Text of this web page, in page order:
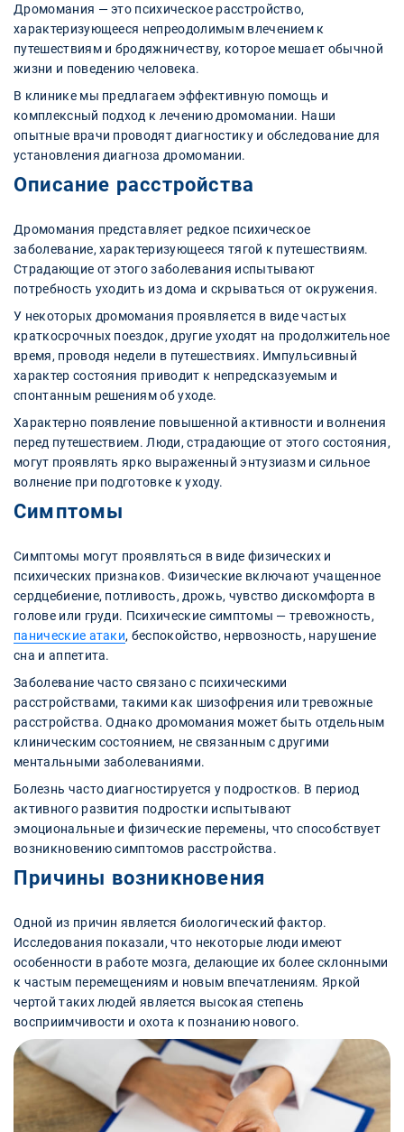
Дромомания — это психическое расстройство,
характеризующееся непреодолимым влечением к
путешествиям и бродяжничеству, которое мешает обычной
жизни и поведению человека.
В клинике мы предлагаем эффективную помощь и
комплексный подход к лечению дромомании. Наши
опытные врачи проводят диагностику и обследование для
установления диагноза дромомании.
Описание расстройства
Дромомания представляет редкое психическое
заболевание, характеризующееся тягой к путешествиям.
Страдающие от этого заболевания испытывают
потребность уходить из дома и скрываться от окружения.
У некоторых дромомания проявляется в виде частых
краткосрочных поездок, другие уходят на продолжительное
время, проводя недели в путешествиях. Импульсивный
характер состояния приводит к непредсказуемым и
спонтанным решениям об уходе.
Характерно появление повышенной активности и волнения
перед путешествием. Люди, страдающие от этого состояния,
могут проявлять ярко выраженный энтузиазм и сильное
волнение при подготовке к уходу.
Симптомы
Симптомы могут проявляться в виде физических и
психических признаков. Физические включают учащенное
сердцебиение, потливость, дрожь, чувство дискомфорта в
голове или груди. Психические симптомы — тревожность,
панические атаки, беспокойство, нервозность, нарушение
сна и аппетита.
Заболевание часто связано с психическими
расстройствами, такими как шизофрения или тревожные
расстройства. Однако дромомания может быть отдельным
клиническим состоянием, не связанным с другими
ментальными заболеваниями.
Болезнь часто диагностируется у подростков. В период
активного развития подростки испытывают
эмоциональные и физические перемены, что способствует
возникновению симптомов расстройства.
Причины возникновения
Одной из причин является биологический фактор.
Исследования показали, что некоторые люди имеют
особенности в работе мозга, делающие их более склонными
к частым перемещениям и новым впечатлениям. Яркой
чертой таких людей является высокая степень
восприимчивости и охота к познанию нового.